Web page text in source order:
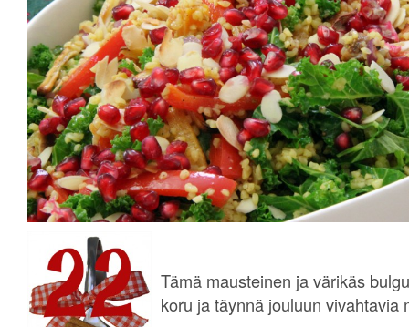
Tämä mausteinen ja värikäs
koru ja täynnä jouluun vivahtavia